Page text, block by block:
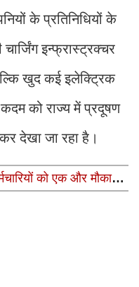
के प्रतिनिधियों के
इन्फ्रास्ट्रक्चर
खुद कई इलेक्ट्रिक
को राज्य में प्रदूषण
देखा जा रहा है।
को एक और मौका:
जुलाई तक खुला